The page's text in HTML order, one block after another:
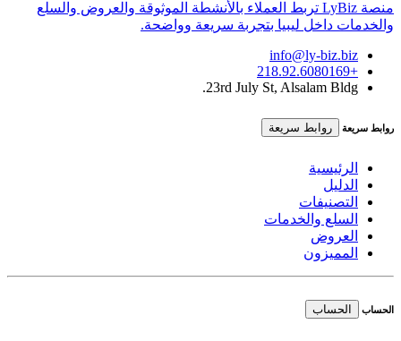
منصة LyBiz تربط العملاء بالأنشطة الموثوقة والعروض والسلع
والخدمات داخل ليبيا بتجربة سريعة وواضحة.
info@ly-biz.biz
+218.92.6080169
23rd July St, Alsalam Bldg.
روابط سريعة روابط سريعة
الرئيسية
الدليل
التصنيفات
السلع والخدمات
العروض
المميزون
الحساب الحساب